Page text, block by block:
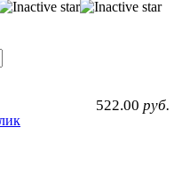
522.00 руб.